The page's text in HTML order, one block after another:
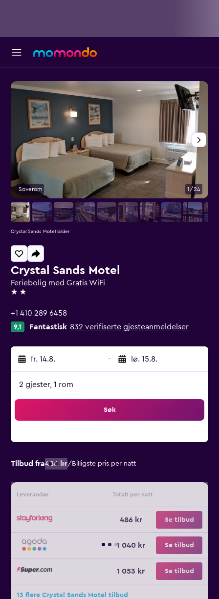
Crystal Sands Motel
Feriebolig med Gratis WiFi
2 stjerner
+1 410 289 6458
9,1 Fantastisk 832 verifiserte gjesteanmeldelser
fr. 14.8. - lø. 15.8.
2 gjester, 1 rom
Søk
Tilbud fra486 kr/ Billigste pris per natt
Leverandør Totalt per natt
486 kr Se tilbud
1 040 kr Se tilbud
1 053 kr Se tilbud
13 flere Crystal Sands Motel tilbud
Soverom 1/24
Crystal Sands Motel bilder